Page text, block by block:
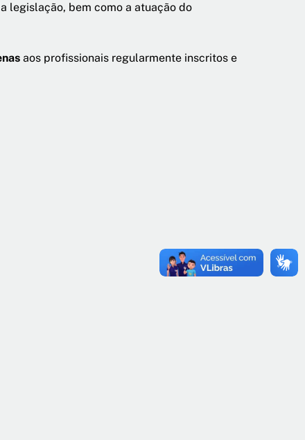
legislação, bem como a atuação do
aos profissionais regularmente inscritos e